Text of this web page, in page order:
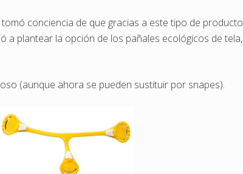
conciencia de que gracias a este tipo de
a plantear la opción de los pañales ecológicos de
(aunque ahora se pueden sustituir por snapes).